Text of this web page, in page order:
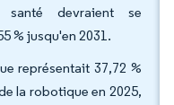
devraient se
% jusqu'en 2031.
représentait 37,72 %
la robotique en 2025,